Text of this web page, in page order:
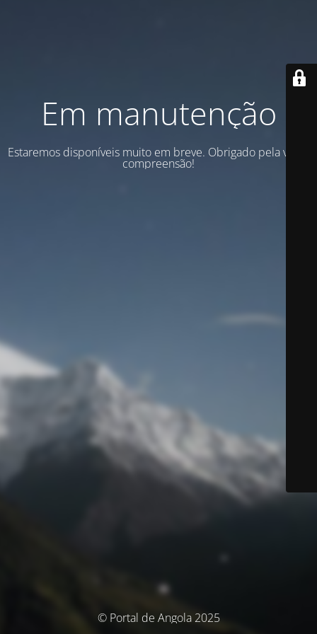
Em manutenção
Estaremos disponíveis muito em breve. Obrigado pela vossa
compreensão!
© Portal de Angola 2025